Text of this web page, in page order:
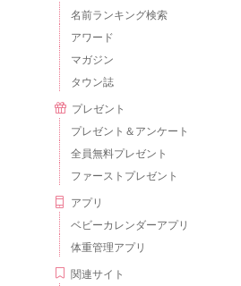
名前ランキング検索
アワード
マガジン
タウン誌
プレゼント
プレゼント＆アンケート
全員無料プレゼント
ファーストプレゼント
アプリ
ベビーカレンダーアプリ
体重管理アプリ
関連サイト